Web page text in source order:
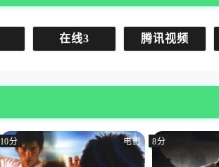
在线3 腾讯视频
10分 电影 8分